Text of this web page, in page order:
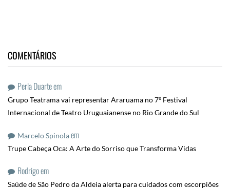
COMENTÁRIOS
Perla Duarteem
Grupo Teatrama vai representar Araruama no 7º Festival
Internacional de Teatro Uruguaianense no Rio Grande do Sul
Marcelo Spinolaem
Trupe Cabeça Oca: A Arte do Sorriso que Transforma Vidas
Rodrigoem
Saúde de São Pedro da Aldeia alerta para cuidados com escorpiões